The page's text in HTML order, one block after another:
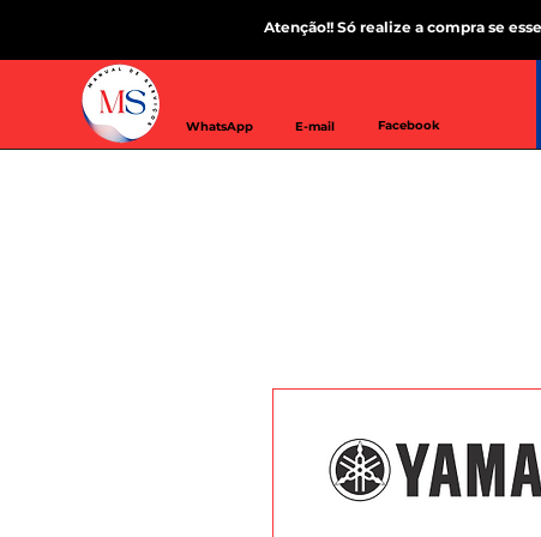
Atenção!! Só realize a compra se
WhatsApp E-mail Facebook